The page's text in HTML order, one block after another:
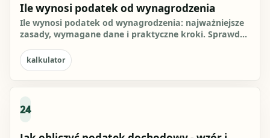
Ile wynosi podatek od wynagrodzenia
Ile wynosi podatek od wynagrodzenia: najważniejsze
zasady, wymagane dane i praktyczne kroki. Sprawdź,
kalkulator
24